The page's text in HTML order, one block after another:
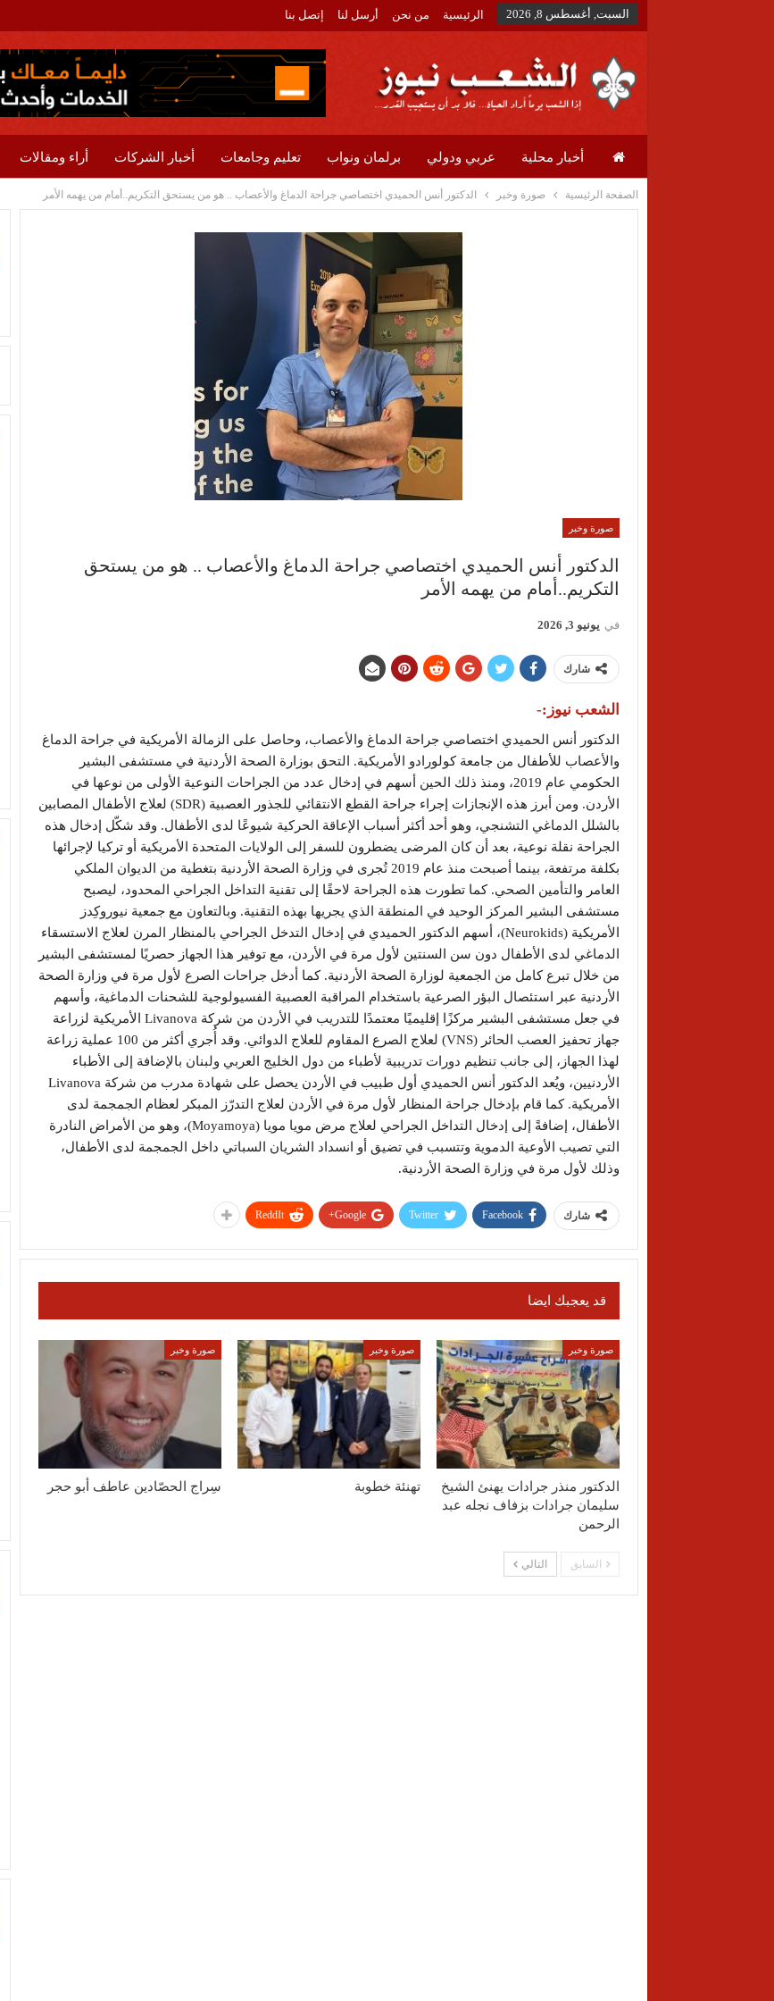
السبت, أغسطس 8, 2026 الرئيسية من نحن أرسل لنا إتصل بنا
أخبار محلية عربي ودولي برلمان ونواب تعليم وجامعات أخبار الشركات أراء ومقالات
الصفحة الرئيسية صورة وخبر الدكتور أنس الحميدي اختصاصي جراحة الدماغ والأعصاب .. هو من يستحق التكريم..أمام من يهمه الأمر
صورة وخبر
الدكتور أنس الحميدي اختصاصي جراحة الدماغ والأعصاب .. هو من يستحق
التكريم..أمام من يهمه الأمر
في يونيو 3, 2026
شارك
الشعب نيوز:-
الدكتور أنس الحميدي اختصاصي جراحة الدماغ والأعصاب، وحاصل على الزمالة الأمريكية في جراحة الدماغ
والأعصاب للأطفال من جامعة كولورادو الأمريكية. التحق بوزارة الصحة الأردنية في مستشفى البشير
الحكومي عام 2019، ومنذ ذلك الحين أسهم في إدخال عدد من الجراحات النوعية الأولى من نوعها في
الأردن. ومن أبرز هذه الإنجازات إجراء جراحة القطع الانتقائي للجذور العصبية (SDR) لعلاج الأطفال المصابين
بالشلل الدماغي التشنجي، وهو أحد أكثر أسباب الإعاقة الحركية شيوعًا لدى الأطفال. وقد شكّل إدخال هذه
الجراحة نقلة نوعية، بعد أن كان المرضى يضطرون للسفر إلى الولايات المتحدة الأمريكية أو تركيا لإجرائها
بكلفة مرتفعة، بينما أصبحت منذ عام 2019 تُجرى في وزارة الصحة الأردنية بتغطية من الديوان الملكي
العامر والتأمين الصحي. كما تطورت هذه الجراحة لاحقًا إلى تقنية التداخل الجراحي المحدود، ليصبح
مستشفى البشير المركز الوحيد في المنطقة الذي يجريها بهذه التقنية. وبالتعاون مع جمعية نيوروكِدز
الأمريكية (Neurokids)، أسهم الدكتور الحميدي في إدخال التدخل الجراحي بالمنظار المرن لعلاج الاستسقاء
الدماغي لدى الأطفال دون سن السنتين لأول مرة في الأردن، مع توفير هذا الجهاز حصريًا لمستشفى البشير
من خلال تبرع كامل من الجمعية لوزارة الصحة الأردنية. كما أدخل جراحات الصرع لأول مرة في وزارة الصحة
الأردنية عبر استئصال البؤر الصرعية باستخدام المراقبة العصبية الفسيولوجية للشحنات الدماغية، وأسهم
في جعل مستشفى البشير مركزًا إقليميًا معتمدًا للتدريب في الأردن من شركة Livanova الأمريكية لزراعة
جهاز تحفيز العصب الحائر (VNS) لعلاج الصرع المقاوم للعلاج الدوائي. وقد أُجري أكثر من 100 عملية زراعة
لهذا الجهاز، إلى جانب تنظيم دورات تدريبية لأطباء من دول الخليج العربي ولبنان بالإضافة إلى الأطباء
الأردنيين، ويُعد الدكتور أنس الحميدي أول طبيب في الأردن يحصل على شهادة مدرب من شركة Livanova
الأمريكية. كما قام بإدخال جراحة المنظار لأول مرة في الأردن لعلاج التدرّز المبكر لعظام الجمجمة لدى
الأطفال، إضافةً إلى إدخال التداخل الجراحي لعلاج مرض مويا مويا (Moyamoya)، وهو من الأمراض النادرة
التي تصيب الأوعية الدموية وتتسبب في تضيق أو انسداد الشريان السباتي داخل الجمجمة لدى الأطفال،
وذلك لأول مرة في وزارة الصحة الأردنية.
شارك Facebook
Twitter
Google+
ReddIt
قد يعجبك ايضا
صورة وخبر
الدكتور منذر جرادات يهنئ الشيخ
سليمان جرادات بزفاف نجله عبد
الرحمن
صورة وخبر
تهنئة خطوبة
صورة وخبر
سِراج الحصّادين عاطف أبو حجر
السابق التالي